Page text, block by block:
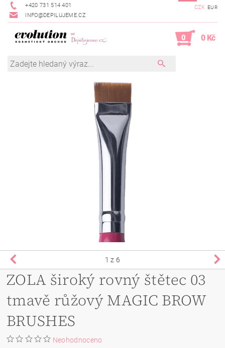
+420 731 514 401
INFO@DEPILUJEME.CZ
CZK EUR
0 0 Kč
1 z 6
ZOLA široký rovný štětec 03
tmavě růžový MAGIC BROW
BRUSHES
Neohodnoceno